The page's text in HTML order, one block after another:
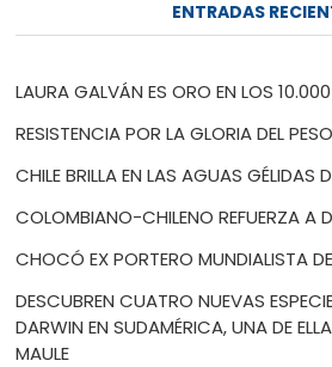
ENTRADAS
LAURA GALVÁN ES ORO EN LOS 10.000
RESISTENCIA POR LA GLORIA DEL
CHILE BRILLA EN LAS AGUAS GÉLIDAS
COLOMBIANO-CHILENO REFUERZA A
CHOCÓ EX PORTERO MUNDIALISTA
DESCUBREN CUATRO NUEVAS
DARWIN EN SUDAMÉRICA, UNA DE
MAULE